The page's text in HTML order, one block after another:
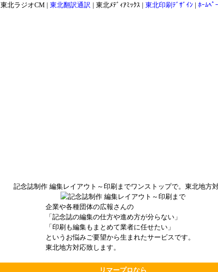
東北ラジオCM 東北翻訳通訳 東北ﾒﾃﾞｨｱﾐｯｸｽ 東北印刷ﾃﾞｻﾞｲﾝ ﾎｰﾑﾍﾟ
記念誌制作 編集レイアウト～印刷までワンストップで。東北地方対
企業や各種団体の広報さんの
「記念誌の編集の仕方や進め方が分らない」
「印刷も編集もまとめて業者に任せたい」
というお悩みご要望から生まれたサービスです。
東北地方対応致します。
リマープロなら